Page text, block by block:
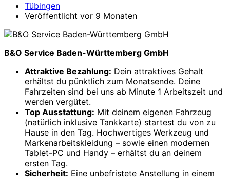
Elektroinstallateur
(m/w/d)
Tübingen
Veröffentlicht vor 9 Monaten
B&O Service Baden-Württemberg GmbH
Attraktive Bezahlung: Dein attraktives Gehalt
erhältst du pünktlich zum Monatsende. Deine
Fahrzeiten sind bei uns ab Minute 1 Arbeitszeit und
werden vergütet.
Top Ausstattung: Mit deinem eigenen Fahrzeug
(natürlich inklusive Tankkarte) startest du von zu
Hause in den Tag. Hoch­wertiges Werkzeug und
Marken­arbeits­kleidung – sowie einen modernen
Tablet-PC und Handy – erhältst du an deinem
ersten Tag.
Sicherheit: Eine unbefristete Anstellung in einem